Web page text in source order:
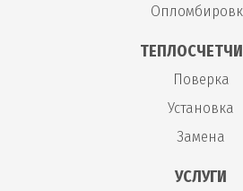
Поверка
Установка
Замена
УСЛУГИ